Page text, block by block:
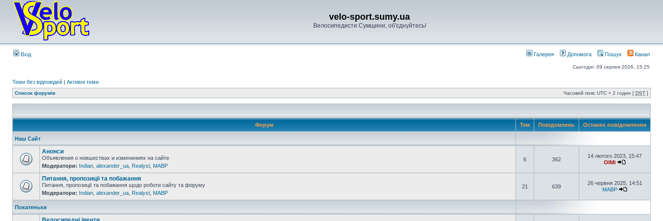
velo-sport.sumy.ua
Велосипедисти Сумщини, об'єднуйтесь!
Вхід Галерея Допомога Пошук Канал
Сьогодні: 09 серпня 2026, 15:25
Теми без відповідей | Активні теми
Список форумів Часовий пояс UTC + 2 годин [ DST ]
Форум Тем Повідомлень Останнє повідомлення
Наш Сайт
Анонси
Объявления о новшествах и изменениях на сайте
Модератори: Indian alexander_ua Realyst MABP
6 362
14 лютого 2023, 15:47
OlMi
Питання, пропозиції та побажання
Питання, пропозиції та побажання щодо роботи сайту та форуму
Модератори: Indian alexander_ua Realyst MABP
21 639
26 червня 2025, 14:51
MABP
Покатеньки